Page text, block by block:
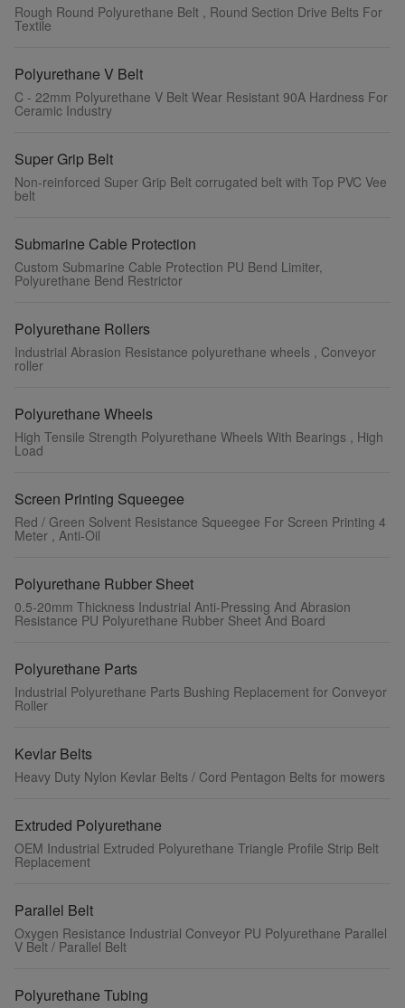
Rough Round Polyurethane Belt , Round Section Drive Belts For
Textile
Polyurethane V Belt
C - 22mm Polyurethane V Belt Wear Resistant 90A Hardness For
Ceramic Industry
Super Grip Belt
Non-reinforced Super Grip Belt corrugated belt with Top PVC Vee
belt
Submarine Cable Protection
Custom Submarine Cable Protection PU Bend Limiter,
Polyurethane Bend Restrictor
Polyurethane Rollers
Industrial Abrasion Resistance polyurethane wheels , Conveyor
roller
Polyurethane Wheels
High Tensile Strength Polyurethane Wheels With Bearings , High
Load
Screen Printing Squeegee
Red / Green Solvent Resistance Squeegee For Screen Printing 4
Meter , Anti-Oil
Polyurethane Rubber Sheet
0.5-20mm Thickness Industrial Anti-Pressing And Abrasion
Resistance PU Polyurethane Rubber Sheet And Board
Polyurethane Parts
Industrial Polyurethane Parts Bushing Replacement for Conveyor
Roller
Kevlar Belts
Heavy Duty Nylon Kevlar Belts / Cord Pentagon Belts for mowers
Extruded Polyurethane
OEM Industrial Extruded Polyurethane Triangle Profile Strip Belt
Replacement
Parallel Belt
Oxygen Resistance Industrial Conveyor PU Polyurethane Parallel
V Belt / Parallel Belt
Polyurethane Tubing